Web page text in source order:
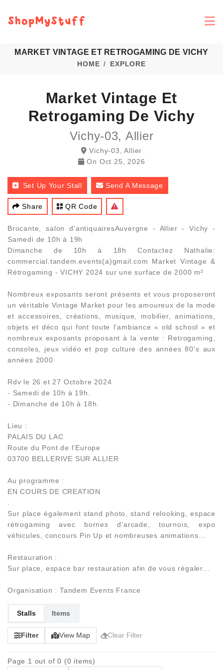
MARKET VINTAGE ET RETROGAMING DE VICHY
HOME EXPLORE
Market Vintage Et
Retrogaming De Vichy
Vichy-03, Allier
Vichy-03, Allier
On Oct 25, 2026
Set Up Your Stall Send A Message
Share QR Code
Brocante, salon d'antiquairesAuvergne - Allier - Vichy -
Samedi de 10h à 19h
Dimanche de 10h à 18h Contactez Nathalie:
commercial.tandem.events(a)gmail.com Market Vintage &
Rétrogaming - VICHY 2024 sur une surface de 2000 m²
Nombreux exposants seront présents et vous proposeront
un véritable Vintage Market pour les amoureux de la mode
et accessoires, créations, musique, mobilier, animations,
objets et déco qui font toute l'ambiance « old school » et
nombreux exposants proposant à la vente : Retrogaming,
consoles, jeux vidéo et pop culture des années 80's aux
années 2000
Rdv le 26 et 27 Octobre 2024
- Samedi de 10h à 19h.
- Dimanche de 10h à 18h.
Lieu :
PALAIS DU LAC
Route du Pont de l'Europe
03700 BELLERIVE SUR ALLIER
Au programme :
EN COURS DE CREATION
Sur place également stand photo, stand relooking, espace
rétrogaming avec bornes d'arcade, tournois, expo
véhicules, concours Pin Up et nombreuses animations...
Restauration :
Sur place, espace bar restauration afin de vous régaler...
Organisation : Tandem Events France
Stalls Items
Filter View Map Clear Filter
Page 1 out of 0 (0 items)